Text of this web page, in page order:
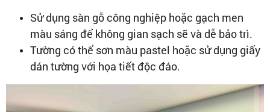
Sử dụng sàn gỗ công nghiệp hoặc gạch men
màu sáng để không gian sạch sẽ và dễ bảo trì.
Tường có thể sơn màu pastel hoặc sử dụng giấy
dán tường với họa tiết độc đáo.